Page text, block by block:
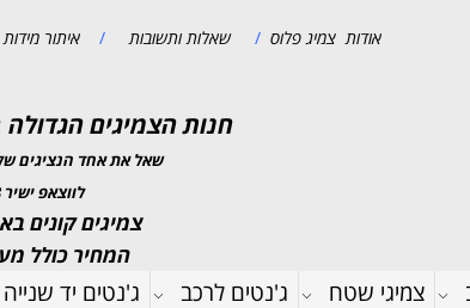
אודות צמיג פלוס/ שאלות ותשובות / איתור מידות
חנות הצמיגים
שאל את אחד הנציגים
לווצאפ ישיר 0543112348
צמיגים קונים
המחיר כולל
צמיגי שטח ג'נטים לרכב ג'נטים יד שנייה